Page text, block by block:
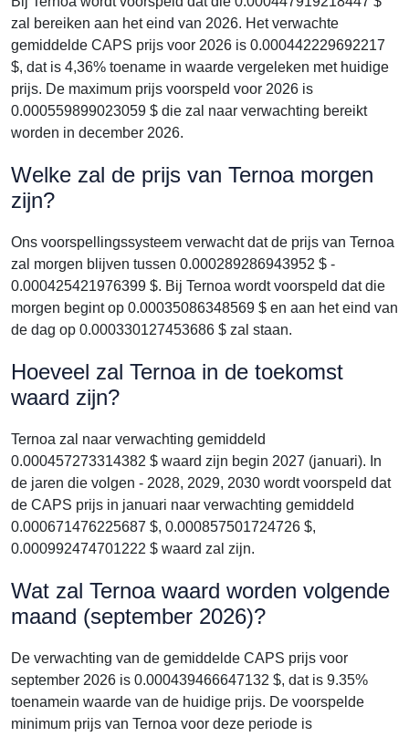
zal bereiken aan het eind van 2026. Het verwachte
gemiddelde CAPS prijs voor 2026 is 0.000442229692217
$, dat is 4,36% toename in waarde vergeleken met huidige
prijs. De maximum prijs voorspeld voor 2026 is
0.000559899023059 $ die zal naar verwachting bereikt
worden in december 2026.
Welke zal de prijs van Ternoa morgen
zijn?
Ons voorspellingssysteem verwacht dat de prijs van Ternoa
zal morgen blijven tussen 0.000289286943952 $ -
0.000425421976399 $. Bij Ternoa wordt voorspeld dat die
morgen begint op 0.00035086348569 $ en aan het eind van
de dag op 0.000330127453686 $ zal staan.
Hoeveel zal Ternoa in de toekomst
waard zijn?
Ternoa zal naar verwachting gemiddeld
0.000457273314382 $ waard zijn begin 2027 (januari). In
de jaren die volgen - 2028, 2029, 2030 wordt voorspeld dat
de CAPS prijs in januari naar verwachting gemiddeld
0.000671476225687 $, 0.000857501724726 $,
0.000992474701222 $ waard zal zijn.
Wat zal Ternoa waard worden volgende
maand (september 2026)?
De verwachting van de gemiddelde CAPS prijs voor
september 2026 is 0.000439466647132 $, dat is 9.35%
toenamein waarde van de huidige prijs. De voorspelde
minimum prijs van Ternoa voor deze periode is